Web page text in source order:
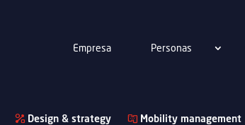
Empresa Personas
Design & strategy Mobility management